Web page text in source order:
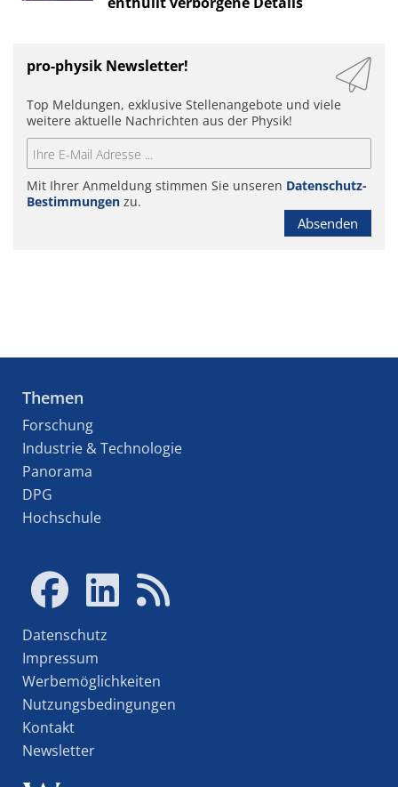
pro-physik Newsletter!
Top Meldungen, exklusive Stellenangebote und viele
weitere aktuelle Nachrichten aus der Physik!
Mit Ihrer Anmeldung stimmen Sie unseren Datenschutz-
Bestimmungen zu.
Absenden
Themen
Forschung
Industrie & Technologie
Panorama
DPG
Hochschule
Datenschutz
Impressum
Werbemöglichkeiten
Nutzungsbedingungen
Kontakt
Newsletter